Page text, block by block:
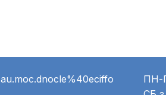
au.moc.dnocle%40eciffo
ПН-